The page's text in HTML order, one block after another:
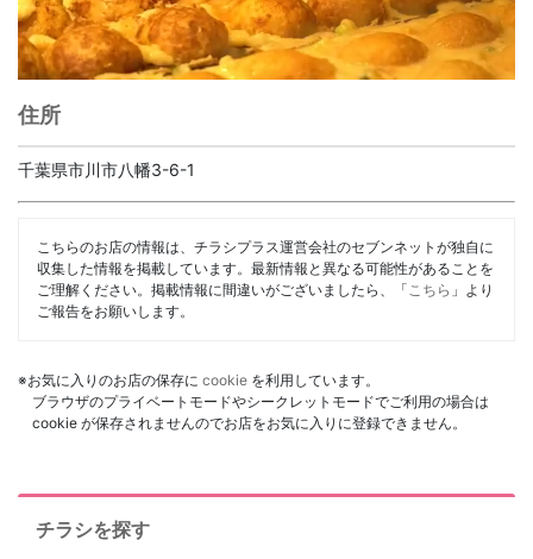
住所
千葉県市川市八幡3-6-1
こちらのお店の情報は、チラシプラス運営会社のセブンネットが独自に
収集した情報を掲載しています。最新情報と異なる可能性があることを
ご理解ください。掲載情報に間違いがございましたら、「 こちら 」より
ご報告をお願いします。
※お気に入りのお店の保存に cookie を利用しています。
ブラウザのプライベートモードやシークレットモードでご利用の場合は
cookie が保存されませんのでお店をお気に入りに登録できません。
チラシを探す